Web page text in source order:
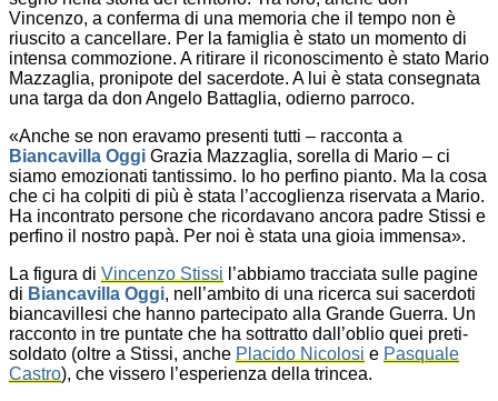
Vincenzo, a conferma di una memoria che il tempo non è
riuscito a cancellare. Per la famiglia è stato un momento di
intensa commozione. A ritirare il riconoscimento è stato Mario
Mazzaglia, pronipote del sacerdote. A lui è stata consegnata
una targa da don Angelo Battaglia, odierno parroco.
«Anche se non eravamo presenti tutti – racconta a
Biancavilla Oggi Grazia Mazzaglia, sorella di Mario – ci
siamo emozionati tantissimo. Io ho perfino pianto. Ma la cosa
che ci ha colpiti di più è stata l’accoglienza riservata a Mario.
Ha incontrato persone che ricordavano ancora padre Stissi e
perfino il nostro papà. Per noi è stata una gioia immensa».
La figura di Vincenzo Stissi l’abbiamo tracciata sulle pagine
di Biancavilla Oggi, nell’ambito di una ricerca sui sacerdoti
biancavillesi che hanno partecipato alla Grande Guerra. Un
racconto in tre puntate che ha sottratto dall’oblio quei preti-
soldato (oltre a Stissi, anche Placido Nicolosi e Pasquale
Castro), che vissero l’esperienza della trincea.